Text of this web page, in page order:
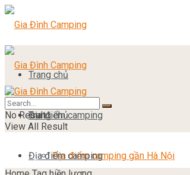
Trang chủ
Địa điểm camping
Địa điểm camping gần Hà Nội
Trang chủ
Địa điểm camping
No Result
View All Result